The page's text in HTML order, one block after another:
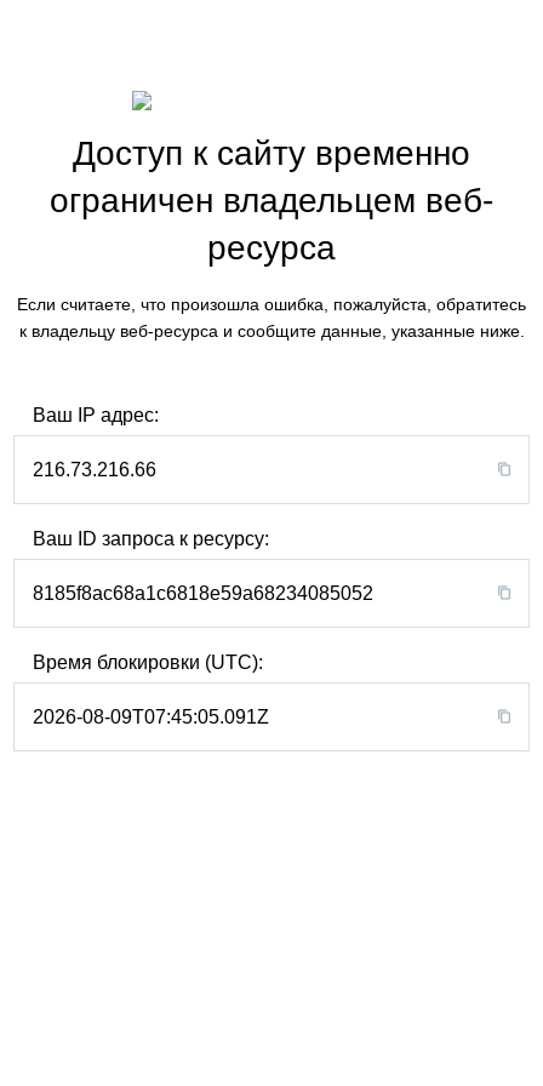
Доступ к сайту временно
ограничен владельцем веб-
ресурса
Если считаете, что произошла ошибка, пожалуйста, обратитесь
к владельцу веб-ресурса и сообщите данные, указанные ниже.
Ваш IP адрес:
216.73.216.66
Ваш ID запроса к ресурсу:
8185f8ac68a1c6818e59a68234085052
Время блокировки (UTC):
2026-08-09T07:45:05.091Z